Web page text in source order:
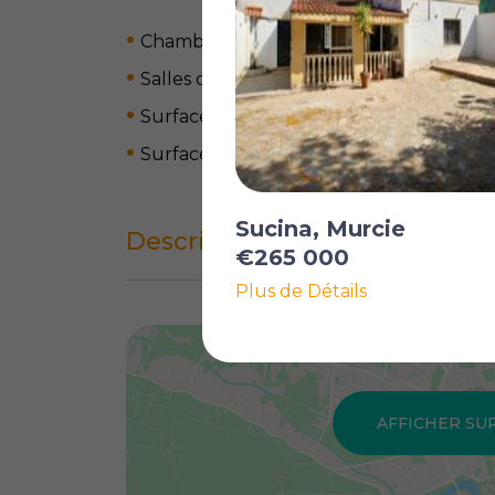
Chambres: 5
Salles de bain: 3
Surface du terrain: 1300 m2
Surface habitable: 240 m2
Description complète
AFFICHER
Sucina, Murcie
€265 000
Plus de Détails